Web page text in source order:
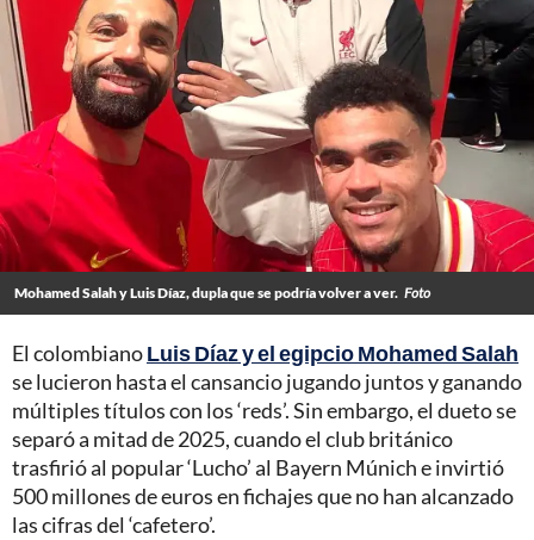
Mohamed Salah y Luis Díaz, dupla que se podría volver a ver. Foto
El colombianoLuis Díaz y el egipcio Mohamed Salah
se lucieron hasta el cansancio jugando juntos y ganando
múltiples títulos con los ‘reds’. Sin embargo, el dueto se
separó a mitad de 2025, cuando el club británico
trasfirió al popular ‘Lucho’ al Bayern Múnich e invirtió
500 millones de euros en fichajes que no han alcanzado
las cifras del ‘cafetero’.